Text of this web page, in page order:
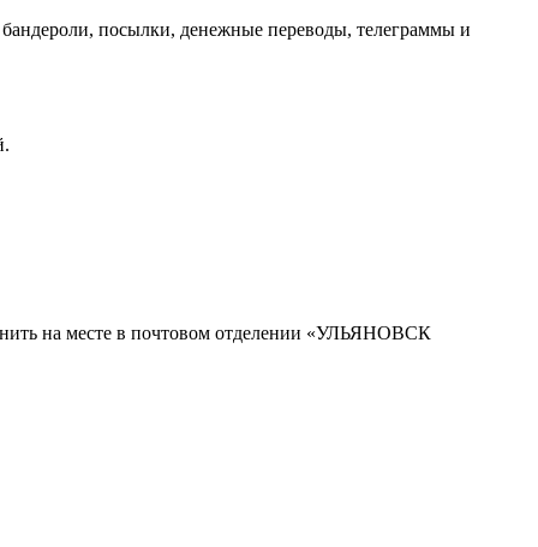
посылки, денежные переводы, телеграммы и
на месте в почтовом отделении «УЛЬЯНОВСК